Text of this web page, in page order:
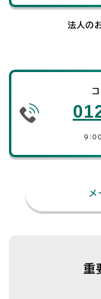
法人の
9：
メ
重